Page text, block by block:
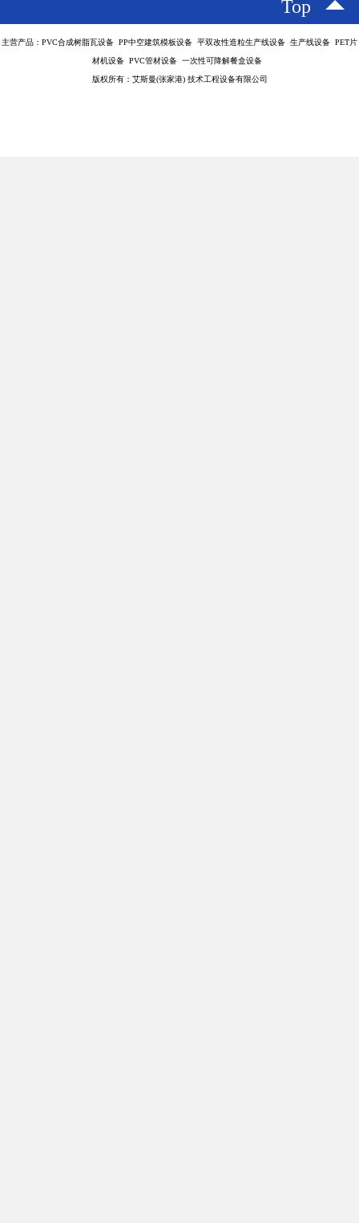
Top
主营产品：PVC合成树脂瓦设备 PP中空建筑模板设备 平双改性造粒生产线设备 生产线设备 PET片
材机设备 PVC管材设备 一次性可降解餐盒设备
版权所有：艾斯曼(张家港) 技术工程设备有限公司